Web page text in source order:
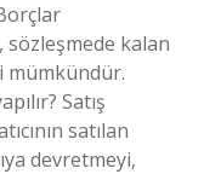
sözleşmede kalan
mümkündür.
Satış
satılan
devretmeyi,